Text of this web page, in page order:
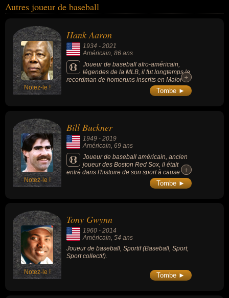
Autres joueur de baseball
Notez-le !
Hank Aaron
1934 - 2021
Américain, 86 ans
Joueur de baseball afro-américain,
légendes de la MLB, il fut longtemps le
recordman de homeruns inscrits en Major
League de baseball. Il détient les records
pour les points produits (2297), le total de
après Pete Rose et Ty Cobb. Il est l'un des
cinq joueurs à avoir frappé un circuit au-
dessus de la clôture du champ centre au
Polo grounds de New York.
+
+
Tombe ►
Notez-le !
Bill Buckner
1949 - 2019
Américain , 69 ans
Joueur de baseball américain, ancien
joueur des Boston Red Sox, il était
entré dans l'histoire de son sport à cause
d'une bourde monumentale lors des World
+
+
Tombe ►
Notez-le !
Tony Gwynn
1960 - 2014
Américain, 54 ans
Joueur de baseball, Sportif (Baseball, Sport,
Sport collectif).
Tombe ►